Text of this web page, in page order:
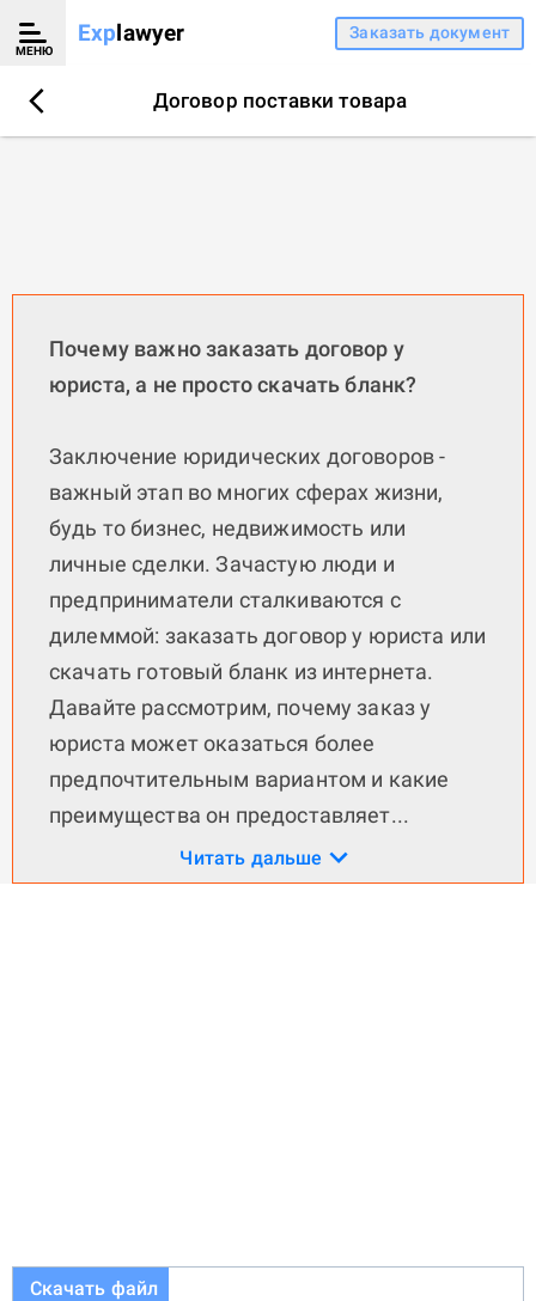
МЕНЮ
Explawyer Заказать документ
Договор поставки товара
Почему важно заказать договор у
юриста, а не просто скачать бланк?
Заключение юридических договоров -
важный этап во многих сферах жизни,
будь то бизнес, недвижимость или
личные сделки. Зачастую люди и
предприниматели сталкиваются с
дилеммой: заказать договор у юриста или
скачать готовый бланк из интернета.
Давайте рассмотрим, почему заказ у
юриста может оказаться более
предпочтительным вариантом и какие
преимущества он предоставляет...
Читать дальше
Скачать файл